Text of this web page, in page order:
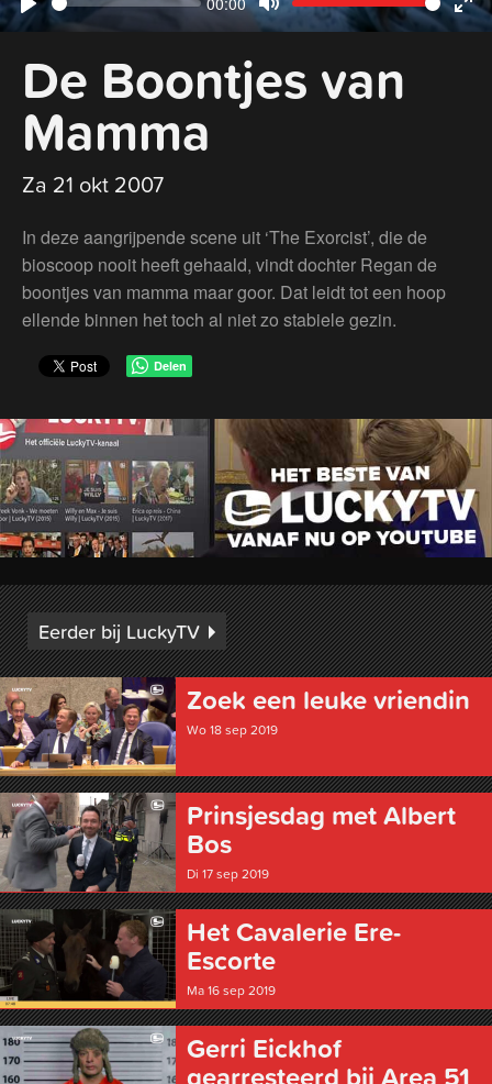
Play
Seek
time
Mute
Volume
De Boontjes van
Mamma
Za 21 okt 2007
In deze aangrijpende scene uit ‘The Exorcist’, die de
bioscoop nooit heeft gehaald, vindt dochter Regan de
boontjes van mamma maar goor. Dat leidt tot een hoop
ellende binnen het toch al niet zo stabiele gezin.
Delen
Eerder bij LuckyTV
Zoek een leuke vriendin
Wo 18 sep 2019
Prinsjesdag met Albert
Bos
Di 17 sep 2019
Het Cavalerie Ere-
Escorte
Ma 16 sep 2019
Gerri Eickhof
gearresteerd bij Area 51